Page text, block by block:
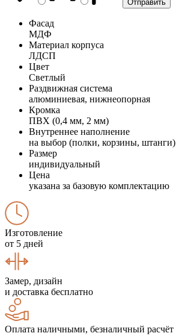
Фасад
МДФ
Материал корпуса
ЛДСП
Цвет
Светлый
Раздвижная система
алюминиевая, нижнеопорная
Кромка
ПВХ (0,4 мм, 2 мм)
Внутреннее наполнение
на выбор (полки, корзины, штанги)
Размер
индивидуальный
Цена
указана за базовую комплектацию
Изготовление
от 5 дней
Замер, дизайн
и доставка бесплатно
Оплата наличными, безналичный расчёт